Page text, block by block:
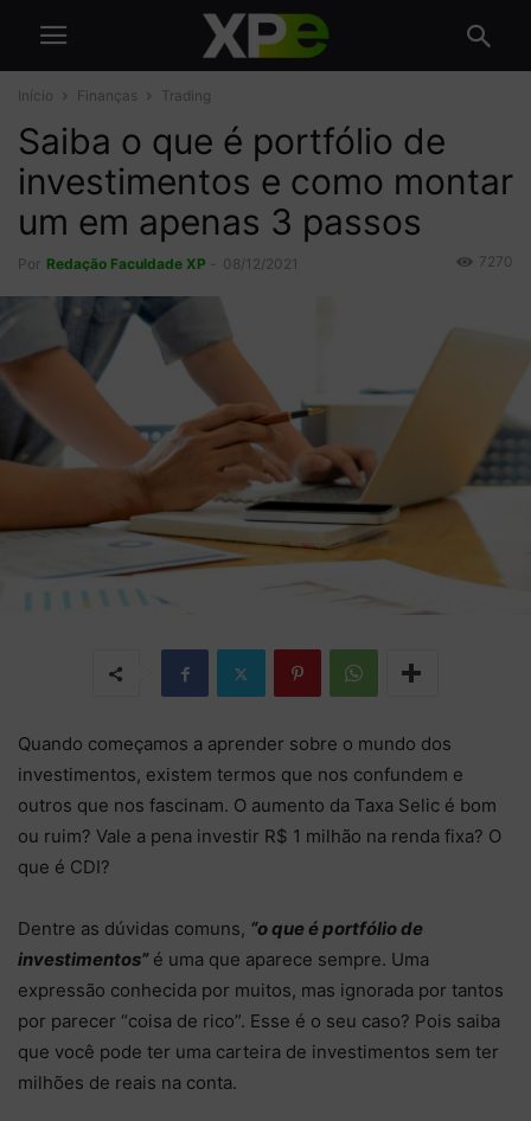
Início Finanças Trading
Saiba o que é portfólio de
investimentos e como montar
um em apenas 3 passos
Por Redação Faculdade XP 08/12/2021 7270
Quando começamos a aprender sobre o mundo dos
investimentos, existem termos que nos confundem e
outros que nos fascinam. O aumento da Taxa Selic é bom
ou ruim? Vale a pena investir R$ 1 milhão na renda fixa? O
que é CDI?
Dentre as dúvidas comuns, “o que é portfólio de
investimentos”é uma que aparece sempre. Uma
expressão conhecida por muitos, mas ignorada por tantos
por parecer “coisa de rico”. Esse é o seu caso? Pois saiba
que você pode ter uma carteira de investimentos sem ter
milhões de reais na conta.